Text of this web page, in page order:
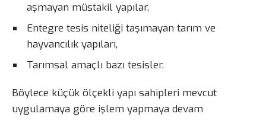
aşmayan müstakil yapılar,
Entegre tesis niteliği taşımayan tarım ve
hayvancılık yapıları,
Tarımsal amaçlı bazı tesisler.
Böylece küçük ölçekli yapı sahipleri mevcut
uygulamaya göre işlem yapmaya devam